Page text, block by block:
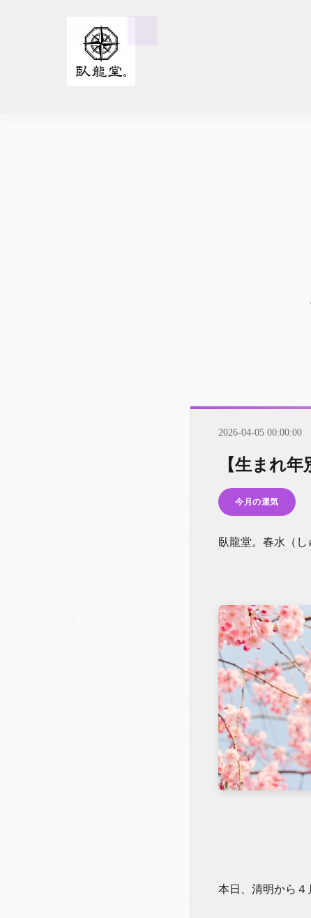
2026-04-05 00:00:00
【生まれ
今月の運気
臥龍堂。春水（し
本日、清明から４